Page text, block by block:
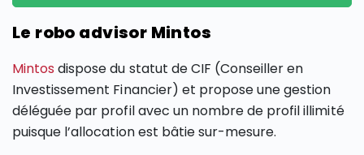
Le robo advisor Mintos
Mintos dispose du statut de CIF (Conseiller en
Investissement Financier) et propose une gestion
déléguée par profil avec un nombre de profil illimité
puisque l’allocation est bâtie sur-mesure.